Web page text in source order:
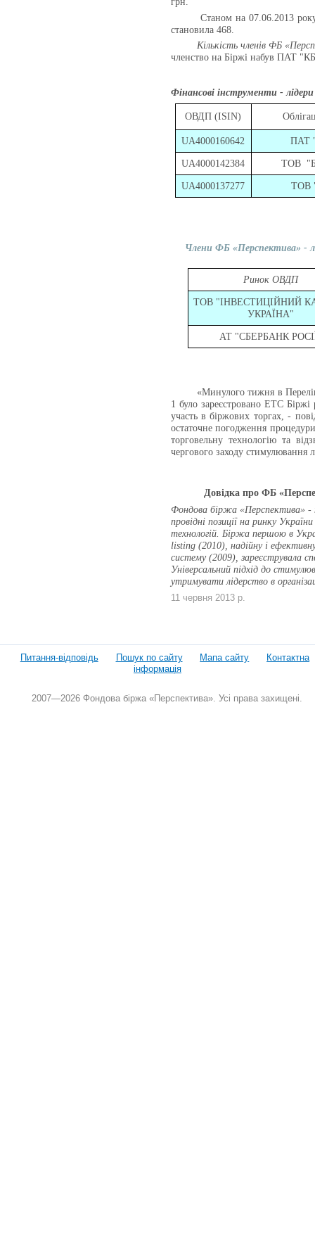
Станом на 07.06.2013
становила 468.
Кількість членів ФБ
членство на Біржі набув ПАТ
Фінансові інструменти - лідери
ОВДП (ISIN)
UA4000160642 ПАТ
UA4000142384 ТОВ
UA4000137277 ТОВ
Члени ФБ «Перспектива» -
Ринок ОВДП
ТОВ "ІНВЕСТИЦІЙНИЙ
УКРАЇНА"
АТ "СБЕРБАНК
«Минулого тижня в
1 було зареєстровано ЕТС
участь в біржових торгах, -
остаточне погодження
торговельну технологію та
чергового заходу стимулювання
Довідка про ФБ
Фондова біржа «Перспектива» -
провідні позиції на ринку
технологій. Біржа першою в
listing (2010), надійну і ефективну
систему (2009), зареєструвала
Універсальний підхід до
утримувати лідерство в
11 червня 2013 р.
Питання-відповідь Пошук по сайту Мапа сайту
Контактна
інформація
2007—2026 Фондова біржа «Перспектива». Усі права захищені.